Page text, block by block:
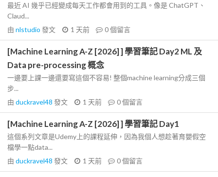
最近 AI 幾乎已經變成每天工作都會用到的工具。像是 ChatGPT、
Claud...
由 nlstudio 發文 1 天前 0個留言
[Machine Learning A-Z [2026] ] 學習筆記 Day2 ML 及
Data pre-processing 概念
一邊要上課一邊還要寫這個不容易! 整個machine learning分成三個
步...
由 duckravel48 發文 1 天前 0個留言
[Machine Learning A-Z [2026] ] 學習筆記 Day1
這個系列文章是Udemy上的課程延伸，因為我個人想趁著育嬰假空
檔學一點data...
由 duckravel48 發文 1 天前 0個留言